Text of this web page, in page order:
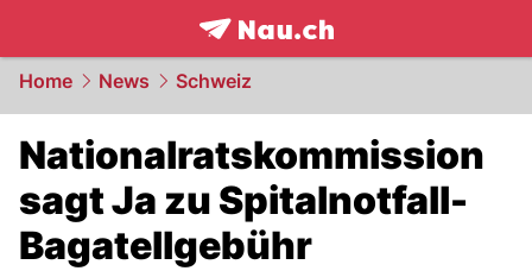
frontpage.NAU.ch
Home News Schweiz
Nationalratskommission
sagt Ja zu Spitalnotfall-
Bagatellgebühr